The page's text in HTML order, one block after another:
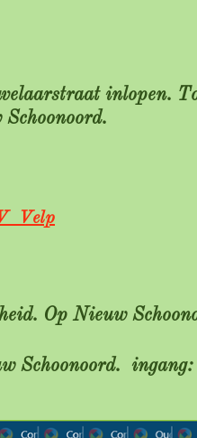
inlopen.
Velp
Op Nieuw
Schoonoord.